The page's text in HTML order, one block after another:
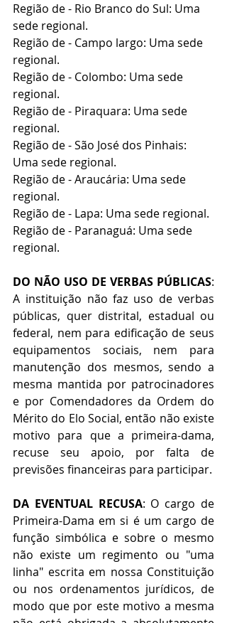
Região de - Rio Branco do Sul: Uma
sede regional.
Região de - Campo largo: Uma sede
regional.
Região de - Colombo: Uma sede
regional.
Região de - Piraquara: Uma sede
regional.
Região de - São José dos Pinhais:
Uma sede regional.
Região de - Araucária: Uma sede
regional.
Região de - Lapa: Uma sede regional.
Região de - Paranaguá: Uma sede
regional.
DO NÃO USO DE VERBAS PÚBLICAS:
A instituição não faz uso de verbas
públicas, quer distrital, estadual ou
federal, nem para edificação de seus
equipamentos sociais, nem para
manutenção dos mesmos, sendo a
mesma mantida por patrocinadores
e por Comendadores da Ordem do
Mérito do Elo Social, então não existe
motivo para que a primeira-dama,
recuse seu apoio, por falta de
previsões financeiras para participar.
DA EVENTUAL RECUSA: O cargo de
Primeira-Dama em si é um cargo de
função simbólica e sobre o mesmo
não existe um regimento ou "uma
linha" escrita em nossa Constituição
ou nos ordenamentos jurídicos, de
modo que por este motivo a mesma